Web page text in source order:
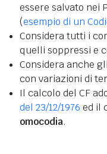
essere salvato nei
(esempio di un
Considera tutti i
quelli soppressi e
Considera anche gli
con variazioni di
Il calcolo del CF
del 23/12/1976 ed il
omocodia.